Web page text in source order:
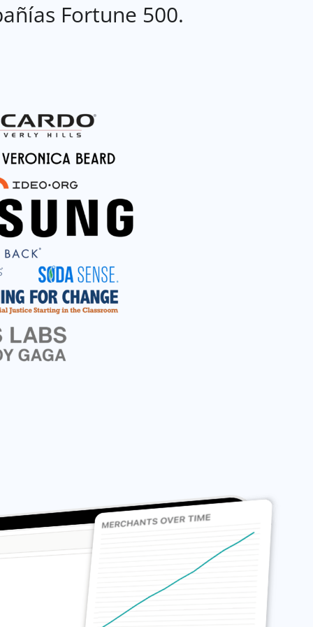
Fortune 500.